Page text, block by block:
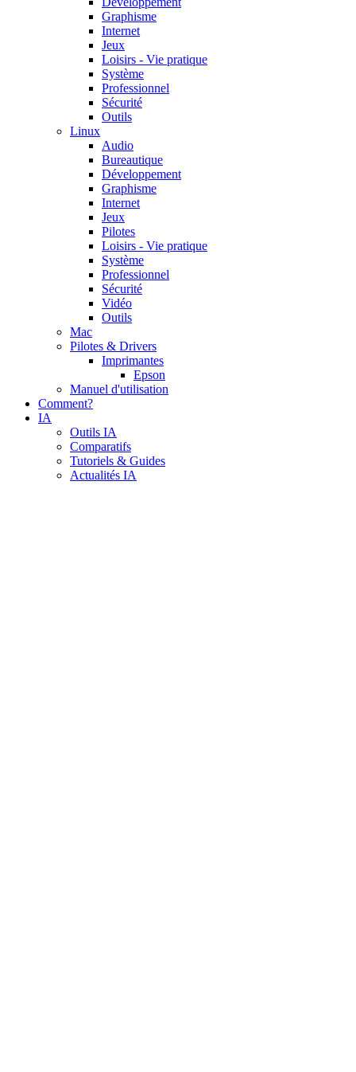
Graphisme
Internet
Jeux
Loisirs - Vie pratique
Système
Professionnel
Sécurité
Outils
Linux
Audio
Bureautique
Développement
Graphisme
Internet
Jeux
Pilotes
Loisirs - Vie pratique
Système
Professionnel
Sécurité
Vidéo
Outils
Mac
Pilotes & Drivers
Imprimantes
Epson
Manuel d'utilisation
Comment?
IA
Outils IA
Comparatifs
Tutoriels & Guides
Actualités IA